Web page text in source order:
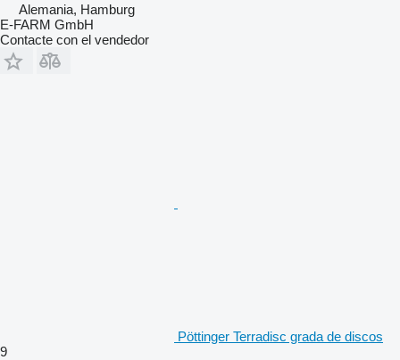
Alemania, Hamburg
E-FARM GmbH
Contacte con el vendedor
Pöttinger Terradisc grada de discos
9